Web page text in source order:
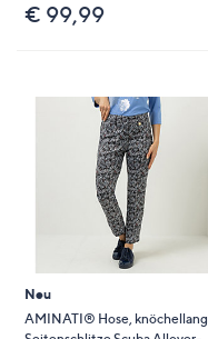
€ 99,99
Neu
AMINATI® Hose, knöchellang